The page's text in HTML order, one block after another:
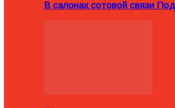
В салонах сотовой связи